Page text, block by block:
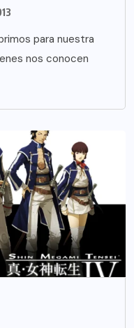
para nuestra
nos conocen